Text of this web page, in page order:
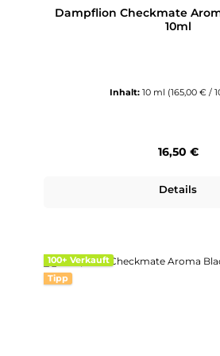
Dampflion Checkmate
10ml
Inhalt: 10 ml (165,00 € /
Regulärer
16,50 €
Details
100+ Verkauft
Tipp